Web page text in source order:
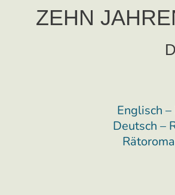
ZEHN
Englisch
Deutsch –